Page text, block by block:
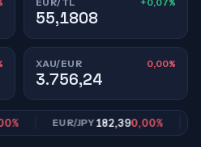
55,1808
XAU/EUR 0,00%
3.756,24
EUR/JPY182,390,00%